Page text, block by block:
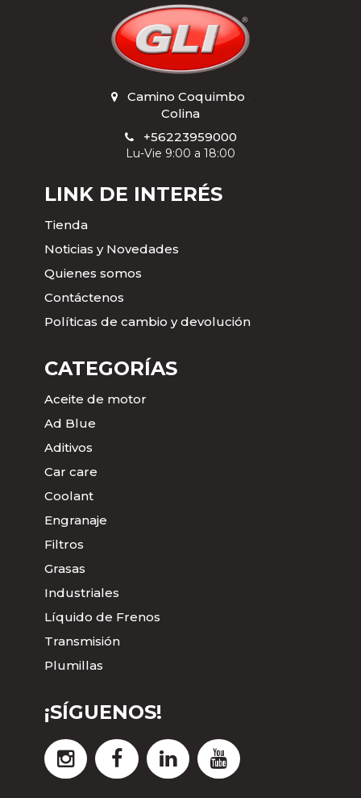
Camino Coquimbo
Colina
+56223959000
Lu-Vie 9:00 a 18:00
LINK DE INTERÉS
Tienda
Noticias y Novedades
Quienes somos
Contáctenos
Políticas de cambio y devolución
CATEGORÍAS
Aceite de motor
Ad Blue
Aditivos
Car care
Coolant
Engranaje
Filtros
Grasas
Industriales
Líquido de Frenos
Transmisión
Plumillas
¡SÍGUENOS!